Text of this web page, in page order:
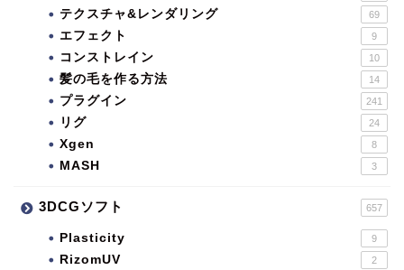
テクスチャ&レンダリング 69
エフェクト 9
コンストレイン 10
髪の毛を作る方法 14
プラグイン 241
リグ 24
Xgen 8
MASH 3
3DCGソフト 657
Plasticity 9
RizomUV 2